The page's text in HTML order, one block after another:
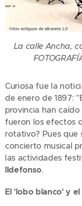
La calle Ancha,
Curiosa fue la
de enero de 1897:
provincia han
fueron los efectos
rotativo? Pues que
concierto musical
las actividades
Ildefonso.
El 'lobo blanco' y